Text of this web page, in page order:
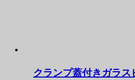
クランプ蓋付きガラ